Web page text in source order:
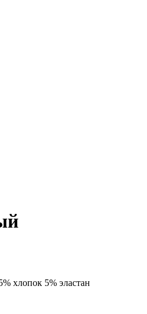
хлопок 5% эластан